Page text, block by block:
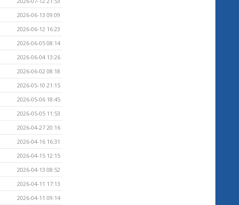
2026-06-13 09:09
2026-06-12 16:23
2026-06-05 08:14
2026-06-04 13:26
2026-06-02 08:18
2026-05-10 21:15
2026-05-06 18:45
2026-05-05 11:53
2026-04-27 20:16
2026-04-16 16:31
2026-04-15 12:15
2026-04-13 08:52
2026-04-11 17:13
2026-04-11 09:14